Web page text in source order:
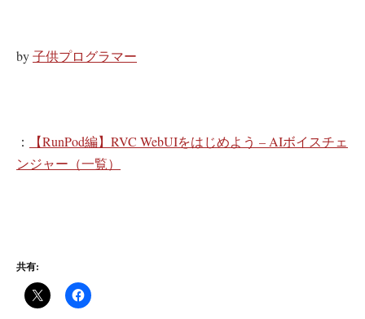
by子供プログラマー
：
【RunPod編】RVC WebUIをはじめよう – AIボイスチェ
ンジャー（一覧）
共有: